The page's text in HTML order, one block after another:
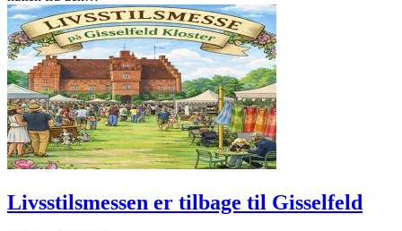
Livsstilsmessen er tilbage til Gisselfeld